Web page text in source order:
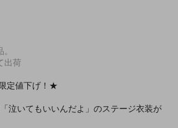
出荷
定値下げ！★
泣いてもいいんだよ」のステージ衣装が